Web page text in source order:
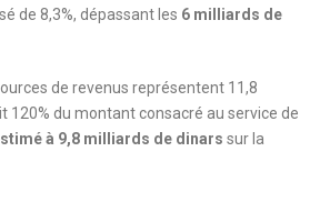
de 8,3%, dépassant les 6 milliards de
de revenus représentent 11,8
120% du montant consacré au service de
à 9,8 milliards de dinars sur la